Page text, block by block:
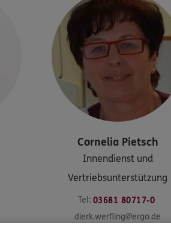
Cornelia Pietsch
Innendienst und
Vertriebsunterstützung
Tel: 03681 80717-0
dierk.werfling@ergo.de